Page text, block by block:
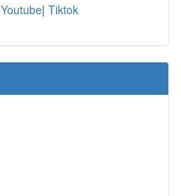
Youtube| Tiktok